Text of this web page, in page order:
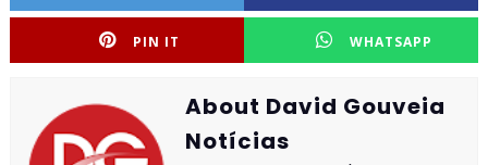
PIN IT WHATSAPP
About David Gouveia
Notícias